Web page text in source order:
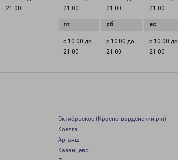
21:00
21:00
21:00
21:00
с 10:00 до
21:00
с 10:00 до
21:00
с 10:00 до
21:00
Октябрьское (Красногвардейский р-н)
Коелга
Аргаяш
Казанцево